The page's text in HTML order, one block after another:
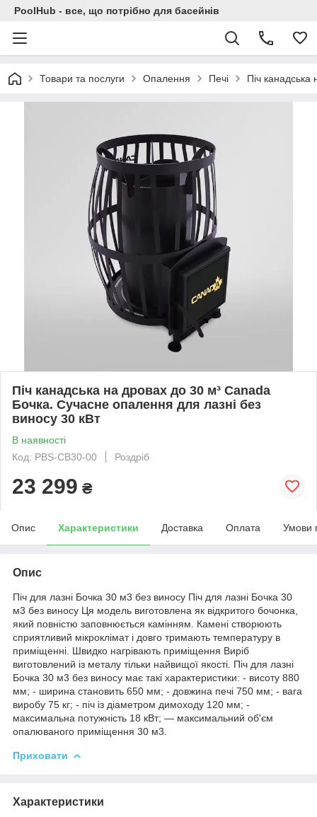
PoolHub - все, що потрібно для басейнів
Товари та послуги Опалення Печі Піч
Піч канадська на дровах до 30 м³ Canada
Бочка. Сучасне опалення для лазні без
виносу 30 кВт
В наявності
Код: PBS-CB30-00
Роздріб
23 299 ₴
Опис Характеристики Доставка Оплата Умови
Опис
Піч для лазні Бочка 30 м3 без виносу Піч для лазні Бочка 30
м3 без виносу Ця модель виготовлена як відкритого бочонка,
який повністю заповнюється камінням. Камені створюють
сприятливий мікроклімат і довго тримають температуру в
приміщенні. Швидко нагрівають приміщення Виріб
виготовлений із металу тільки найвищої якості. Піч для лазні
Бочка 30 м3 без виносу має такі характеристики: - висоту 880
мм; - ширина становить 650 мм; - довжина печі 750 мм; - вага
виробу 75 кг; - піч із діаметром димоходу 120 мм; -
максимальна потужність 18 кВт; — максимальний об'єм
опалюваного приміщення 30 м3.
Приховати
Характеристики